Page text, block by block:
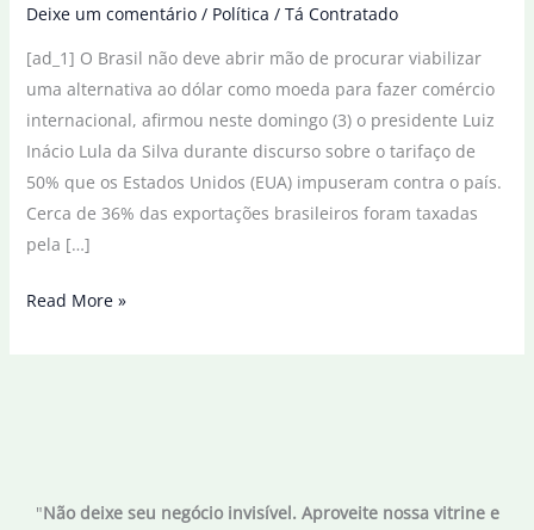
Deixe um comentário / Política / Tá Contratado
[ad_1] O Brasil não deve abrir mão de procurar viabilizar
uma alternativa ao dólar como moeda para fazer comércio
internacional, afirmou neste domingo (3) o presidente Luiz
Inácio Lula da Silva durante discurso sobre o tarifaço de
50% que os Estados Unidos (EUA) impuseram contra o país.
Cerca de 36% das exportações brasileiros foram taxadas
pela […]
Lula
Brasil
Read More »
"Não deixe seu negócio invisível. Aproveite nossa vitrine e